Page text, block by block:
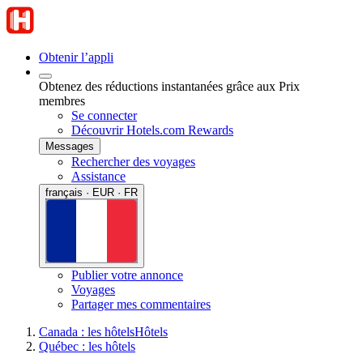
Obtenir l’appli
Obtenez des réductions instantanées grâce aux Prix
membres
Se connecter
Découvrir Hotels.com Rewards
Messages
Rechercher des voyages
Assistance
français · EUR · FR
Publier votre annonce
Voyages
Partager mes commentaires
Canada : les hôtelsHôtels
Québec : les hôtels